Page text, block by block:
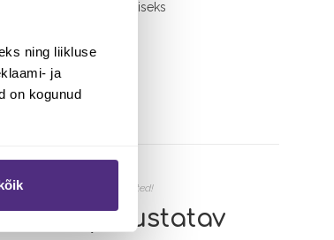
ning liikluse
ja
on kogunud
sobib ka naha rahustamiseks
Tervisetooted UUSIMAD tooted!
– pihustatav